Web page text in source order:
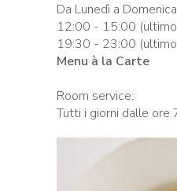
Da Lunedì a Domenica
12:00 - 15:00
19:30 - 23:00
Menu à la Carte
Room service:
Tutti i giorni dalle